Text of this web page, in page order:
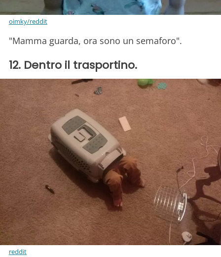
oimky/reddit
"Mamma guarda, ora sono un semaforo".
12. Dentro il trasportino.
reddit